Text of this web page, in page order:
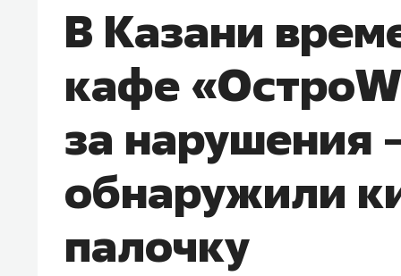
В Казани
кафе
за нарушения
обнаружили
палочку
правил, бизнес может
потерять минимум
полгода»
Как бизнесу выйти на зарубежные
чем интересен Оман?